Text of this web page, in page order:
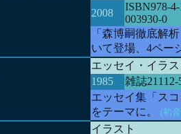
2008
ISBN978-
003930-0
「森博嗣徹底解
いて登場、4ペー
エッセイ・イラ
1985
雑誌21112-
エッセイ集「ス
をテーマに。 (初
イラスト